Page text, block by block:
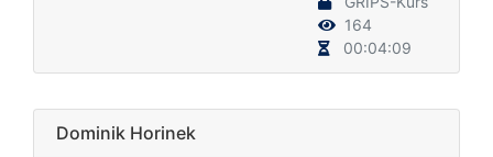
164
00:04:09
Dominik Horinek